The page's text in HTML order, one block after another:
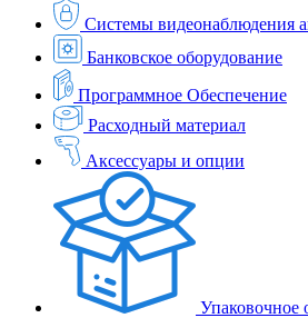
Системы видеонаблюдения
Банковское оборудование
Программное Обеспечение
Расходный материал
Аксессуары и опции
Упаковочное